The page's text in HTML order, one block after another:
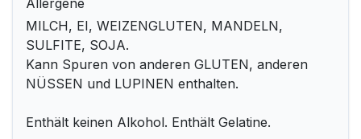
Allergene
MILCH, EI, WEIZENGLUTEN, MANDELN,
SULFITE, SOJA.
Kann Spuren von anderen GLUTEN, anderen
NÜSSEN und LUPINEN enthalten.
Enthält keinen Alkohol. Enthält Gelatine.